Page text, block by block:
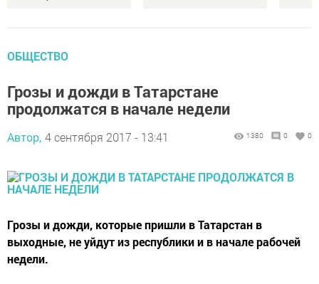
ОБЩЕСТВО
Грозы и дожди в Татарстане
продолжатся в начале недели
Автор, 4 сентября 2017 - 13:41 1380 0 0
Грозы и дожди, которые пришли в Татарстан в
выходные, не уйдут из республики и в начале рабочей
недели.